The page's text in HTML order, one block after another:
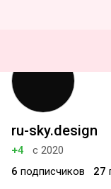
ru-sky.design
+4
с 2020
6 подписчиков 27